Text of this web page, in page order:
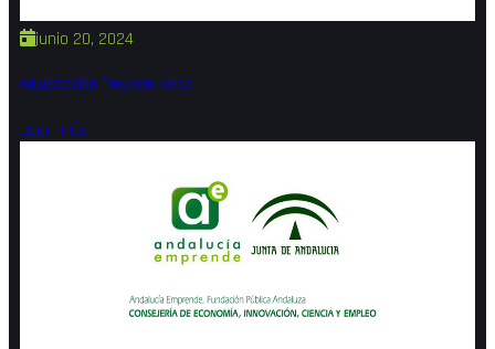
junio 20, 2024
Adjudicación Proyecto Veisa
Leer más